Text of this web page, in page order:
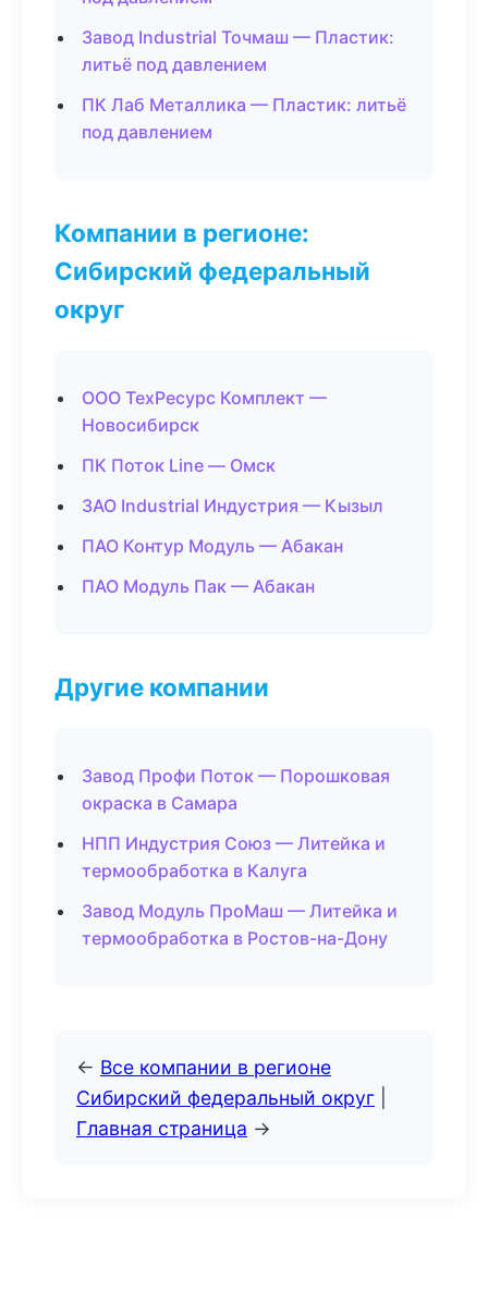
Завод Industrial Точмаш — Пластик:
литьё под давлением
ПК Лаб Металлика — Пластик: литьё
под давлением
Компании в регионе:
Сибирский федеральный
округ
ООО ТехРесурс Комплект —
Новосибирск
ПК Поток Line — Омск
ЗАО Industrial Индустрия — Кызыл
ПАО Контур Модуль — Абакан
ПАО Модуль Пак — Абакан
Другие компании
Завод Профи Поток — Порошковая
окраска в Самара
НПП Индустрия Союз — Литейка и
термообработка в Калуга
Завод Модуль ПроМаш — Литейка и
термообработка в Ростов-на-Дону
← Все компании в регионе
Сибирский федеральный округ
Главная страница →